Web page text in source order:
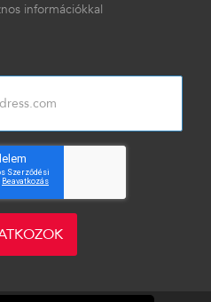
információkkal